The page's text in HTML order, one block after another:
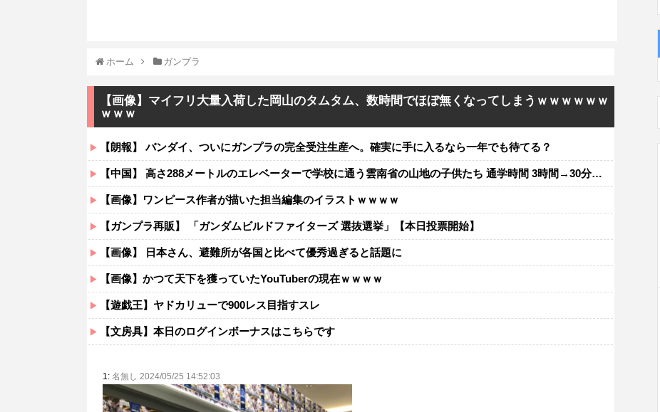
ホーム ガンプラ
【画像】マイフリ大量入荷した岡山のタムタム、数時間でほぼ無くなってしまうｗｗｗｗｗｗ
ｗｗｗ
【朗報】 バンダイ、ついにガンプラの完全受注生産へ。確実に手に入るなら一年でも待てる？
【中国】 高さ288メートルのエレベーターで学校に通う雲南省の山地の子供たち 通学時間 3時間→30分に短縮
【画像】ワンピース作者が描いた担当編集のイラストｗｗｗｗ
【ガンプラ再販】 「ガンダムビルドファイターズ 選抜選挙」【本日投票開始】
【画像】 日本さん、避難所が各国と比べて優秀過ぎると話題に
【画像】かつて天下を獲っていたYouTuberの現在ｗｗｗｗ
【遊戯王】ヤドカリューで900レス目指すスレ
【文房具】本日のログインボーナスはこちらです
1: 名無し 2024/05/25 14:52:03